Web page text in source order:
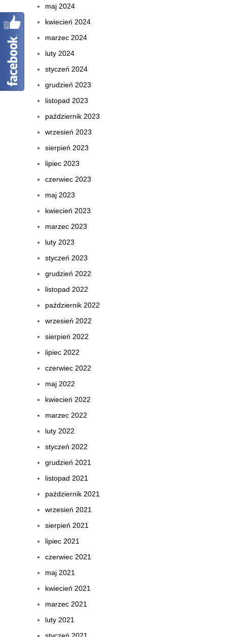
maj 2024
kwiecień 2024
marzec 2024
luty 2024
styczeń 2024
grudzień 2023
listopad 2023
październik 2023
wrzesień 2023
sierpień 2023
lipiec 2023
czerwiec 2023
maj 2023
kwiecień 2023
marzec 2023
luty 2023
styczeń 2023
grudzień 2022
listopad 2022
październik 2022
wrzesień 2022
sierpień 2022
lipiec 2022
czerwiec 2022
maj 2022
kwiecień 2022
marzec 2022
luty 2022
styczeń 2022
grudzień 2021
listopad 2021
październik 2021
wrzesień 2021
sierpień 2021
lipiec 2021
czerwiec 2021
maj 2021
kwiecień 2021
marzec 2021
luty 2021